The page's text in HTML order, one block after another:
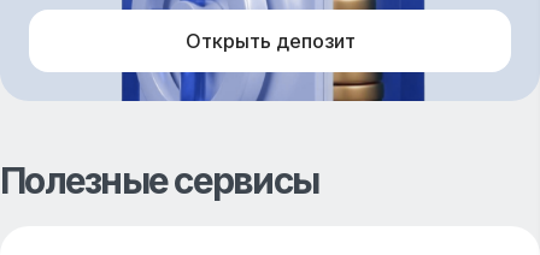
Открыть депозит
Полезные сервисы